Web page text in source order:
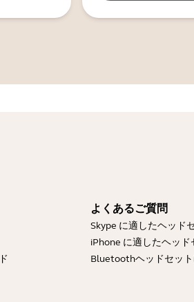
よくあるご質問
Skype に適したヘッド
iPhone に適したヘッド
Bluetoothヘッドセッ